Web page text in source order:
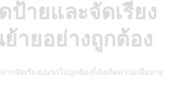
ป้ายและจัดเรียง
ายอย่างถูกต้อง
ากจัดเรียงบนรถไม่ถูกต้องก็ยังเกิดความเสียหาย